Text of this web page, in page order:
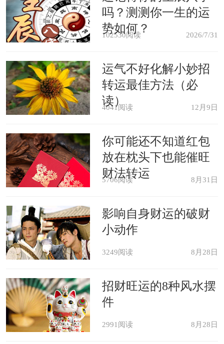
示朋友不久后将会怀孕;梦见帮单身女性
朋友买鱼，预示朋友将有新的感情出
现。
孕妇梦见买黑鱼，同样是预示会生
儿子。
孕妇梦见买鲤鱼，预示着将来会生
下才艺高超、美丽、智慧的女儿。
孕妇做梦梦买观赏的鱼，预示着将
会生个漂亮、可爱的小孩。
梦见买吃的鱼，说明有鱼可吃，预
示着生活中会有好运来到。孕妇做此
梦，多是预示母子平安、健康。
吗？测测你一生的运
势如何？
102530阅读 2026/7/31
运气不好化解小妙招
转运最佳方法（必
读）
4041阅读 12月9日
你可能还不知道红包
放在枕头下也能催旺
财法转运
5706阅读 8月31日
影响自身财运的破财
小动作
3249阅读 8月28日
招财旺运的8种风水摆
件
2991阅读 8月28日